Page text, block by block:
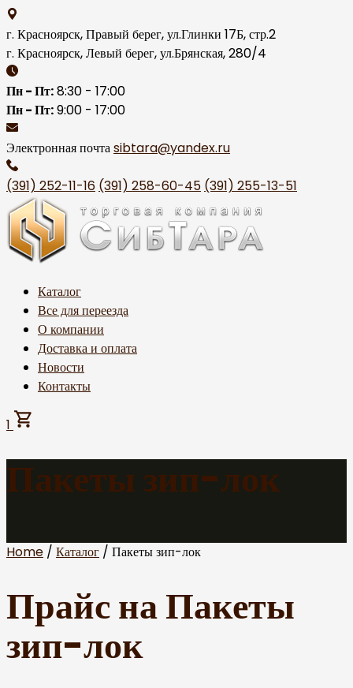
Skip
to
content
г. Красноярск, Правый берег, ул.Глинки 17Б, стр.2
г. Красноярск, Левый берег, ул.Брянская, 280/4
Пн - Пт:8:30 - 17:00
Пн - Пт:9:00 - 17:00
Электронная почтаsibtara@yandex.ru
(391) 252-11-16 (391) 258-60-45 (391) 255-13-51
Каталог
Все для переезда
О компании
Доставка и оплата
Новости
Контакты
1
Пакеты зип-лок
Home / Каталог / Пакеты зип-лок
Прайс наПакеты
зип-лок